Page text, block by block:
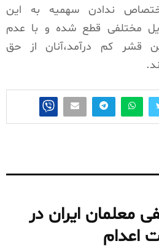
ندادن سهمیه به این
مختلفی قطع شده و با عدم
قشر کم درآمد،آنان از حق
معلمان ایران در
اعدام